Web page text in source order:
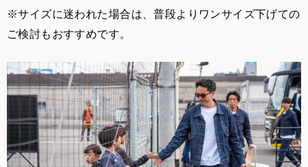
※サイズに迷われた場合は、普段よりワンサイズ下げての
ご検討もおすすめです。